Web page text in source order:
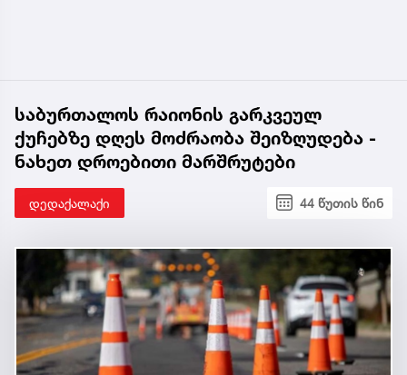
საბურთალოს რაიონის გარკვეულ
ქუჩებზე დღეს მოძრაობა შეიზღუდება -
ნახეთ დროებითი მარშრუტები
დედაქალაქი 44 წუთის წინ